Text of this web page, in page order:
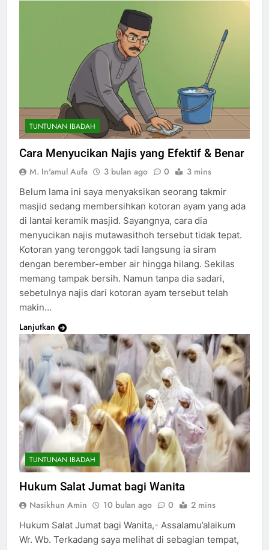
TUNTUNAN IBADAH
Cara Menyucikan Najis yang Efektif & Benar
M. In'amul Aufa 3 bulan ago 0 3 mins
Belum lama ini saya menyaksikan seorang takmir
masjid sedang membersihkan kotoran ayam yang ada
di lantai keramik masjid. Sayangnya, cara dia
menyucikan najis mutawasithoh tersebut tidak tepat.
Kotoran yang teronggok tadi langsung ia siram
dengan berember-ember air hingga hilang. Sekilas
memang tampak bersih. Namun tanpa dia sadari,
sebetulnya najis dari kotoran ayam tersebut telah
makin…
Lanjutkan
TUNTUNAN IBADAH
Hukum Salat Jumat bagi Wanita
Nasikhun Amin 10 bulan ago 0 2 mins
Hukum Salat Jumat bagi Wanita,- Assalamu’alaikum
Wr. Wb. Terkadang saya melihat di sebagian tempat,